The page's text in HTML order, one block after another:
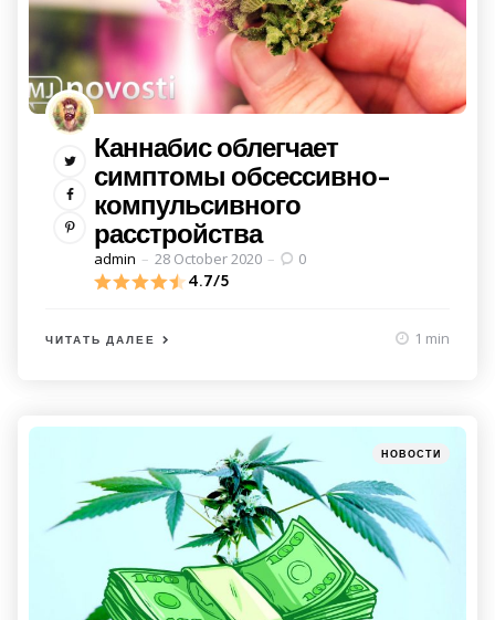
Каннабис облегчает
симптомы обсессивно-
компульсивного
расстройства
Posted
by
admin 28 October 2020
0
4.7/5
ЧИТАТЬ ДАЛЕЕ 1 min
Категории
Posted
in
НОВОСТИ